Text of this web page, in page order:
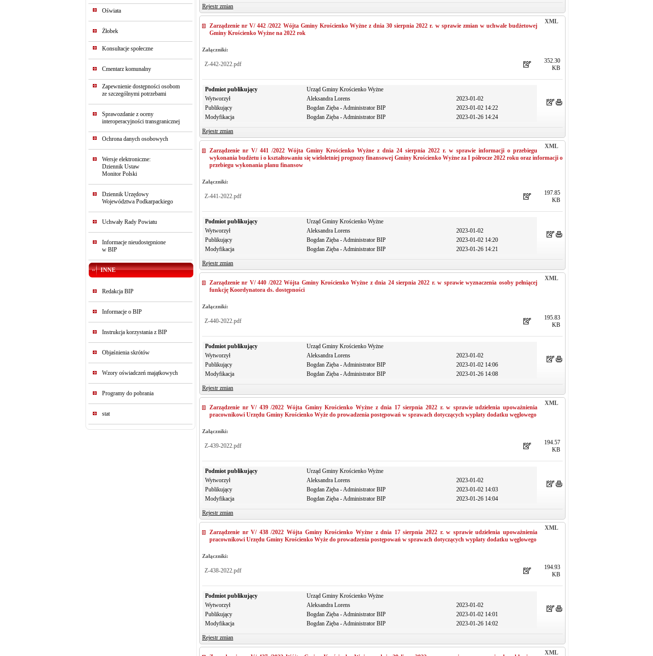
Oświata
Żłobek
Konsultacje społeczne
Cmentarz komunalny
Zapewnienie dostępności osobom
ze szczególnymi potrzebami
Sprawozdanie z oceny
interoperacyjności transgranicznej
Ochrona danych osobowych
Wersje elektroniczne:
Dziennik Ustaw
Monitor Polski
Dziennik Urzędowy
Województwa Podkarpackiego
Uchwały Rady Powiatu
Informacje nieudostępnione
w BIP
INNE
Redakcja BIP
Informacje o BIP
Instrukcja korzystania z BIP
Objaśnienia skrótów
Wzory oświadczeń majątkowych
Programy do pobrania
stat
Rejestr zmian
XML
Zarządzenie nr V/ 442 /2022 Wójta Gminy Krościenko Wyżne z dnia 30 sierpnia 2022 r. w sprawie zmian w uchwale budżetowej
Gminy Krościenko Wyżne na 2022 rok
Załączniki:
Z-442-2022.pdf
352.30
KB
Podmiot publikujący
Urząd Gminy Krościenko Wyżne
Wytworzył
Aleksandra Lorens
2023-01-02
Publikujący
Bogdan Zięba - Administrator BIP
2023-01-02 14:22
Modyfikacja
Bogdan Zięba - Administrator BIP 2023-01-26 14:24
Rejestr zmian
XML
Zarządzenie nr V/ 441 /2022 Wójta Gminy Krościenko Wyżne z dnia 24 sierpnia 2022 r. w sprawie informacji o przebiegu
wykonania budżetu i o kształtowaniu się wieloletniej prognozy finansowej Gminy Krościenko Wyżne za I półrocze 2022 roku oraz informacji o
przebiegu wykonania planu finansow
Załączniki:
Z-441-2022.pdf
197.85
KB
Podmiot publikujący
Urząd Gminy Krościenko Wyżne
Wytworzył
Aleksandra Lorens
2023-01-02
Publikujący
Bogdan Zięba - Administrator BIP
2023-01-02 14:20
Modyfikacja
Bogdan Zięba - Administrator BIP 2023-01-26 14:21
Rejestr zmian
XML
Zarządzenie nr V/ 440 /2022 Wójta Gminy Krościenko Wyżne z dnia 24 sierpnia 2022 r. w sprawie wyznaczenia osoby pełniącej
funkcję Koordynatora ds. dostępności
Załączniki:
Z-440-2022.pdf
195.83
KB
Podmiot publikujący
Urząd Gminy Krościenko Wyżne
Wytworzył
Aleksandra Lorens
2023-01-02
Publikujący
Bogdan Zięba - Administrator BIP
2023-01-02 14:06
Modyfikacja
Bogdan Zięba - Administrator BIP 2023-01-26 14:08
Rejestr zmian
XML
Zarządzenie nr V/ 439 /2022 Wójta Gminy Krościenko Wyżne z dnia 17 sierpnia 2022 r. w sprawie udzielenia upoważnienia
pracownikowi Urzędu Gminy Krościenko Wyże do prowadzenia postępowań w sprawach dotyczących wypłaty dodatku węglowego
Załączniki:
Z-439-2022.pdf
194.57
KB
Podmiot publikujący
Urząd Gminy Krościenko Wyżne
Wytworzył
Aleksandra Lorens
2023-01-02
Publikujący
Bogdan Zięba - Administrator BIP
2023-01-02 14:03
Modyfikacja
Bogdan Zięba - Administrator BIP 2023-01-26 14:04
Rejestr zmian
XML
Zarządzenie nr V/ 438 /2022 Wójta Gminy Krościenko Wyżne z dnia 17 sierpnia 2022 r. w sprawie udzielenia upoważnienia
pracownikowi Urzędu Gminy Krościenko Wyże do prowadzenia postępowań w sprawach dotyczących wypłaty dodatku węglowego
Załączniki:
Z-438-2022.pdf
194.93
KB
Podmiot publikujący
Urząd Gminy Krościenko Wyżne
Wytworzył
Aleksandra Lorens
2023-01-02
Publikujący
Bogdan Zięba - Administrator BIP
2023-01-02 14:01
Modyfikacja
Bogdan Zięba - Administrator BIP 2023-01-26 14:02
Rejestr zmian
XML